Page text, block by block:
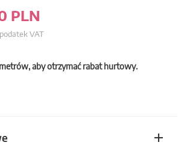
PLN
VAT
aby otrzymać rabat hurtowy.